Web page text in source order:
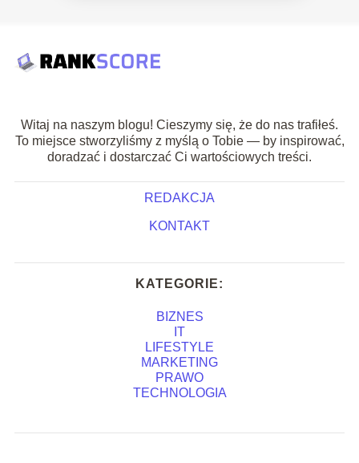
Witaj na naszym blogu! Cieszymy się, że do nas trafiłeś.
To miejsce stworzyliśmy z myślą o Tobie — by inspirować,
doradzać i dostarczać Ci wartościowych treści.
REDAKCJA
KONTAKT
KATEGORIE:
BIZNES
IT
LIFESTYLE
MARKETING
PRAWO
TECHNOLOGIA